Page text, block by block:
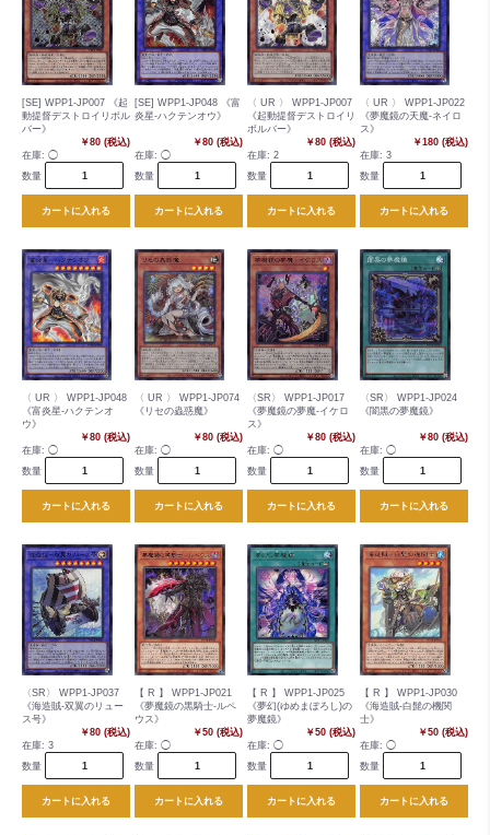
[SE] WPP1-JP007 《起
動提督デストロイリボル
バー》
￥80 (税込)
在庫: ◯
数量
カートに入れる
[SE] WPP1-JP048 《富
炎星-ハクテンオウ》
￥80 (税込)
在庫: ◯
数量
カートに入れる
〈 UR 〉 WPP1-JP007
《起動提督デストロイリ
ボルバー》
￥80 (税込)
在庫: 2
数量
カートに入れる
〈 UR 〉 WPP1-JP022
《夢魔鏡の天魔-ネイロ
ス》
￥180 (税込)
在庫: 3
数量
カートに入れる
〈 UR 〉 WPP1-JP048
《富炎星-ハクテンオ
ウ》
￥80 (税込)
在庫: ◯
数量
カートに入れる
〈 UR 〉 WPP1-JP074
《リセの蟲惑魔》
￥80 (税込)
在庫: ◯
数量
カートに入れる
〈SR〉 WPP1-JP017
《夢魔鏡の夢魔-イケロ
ス》
￥80 (税込)
在庫: ◯
数量
カートに入れる
〈SR〉 WPP1-JP024
《闇黒の夢魔鏡》
￥80 (税込)
在庫: ◯
数量
カートに入れる
〈SR〉 WPP1-JP037
《海造賊-双翼のリュー
ス号》
￥80 (税込)
在庫: 3
数量
カートに入れる
【 R 】 WPP1-JP021
《夢魔鏡の黒騎士-ルペ
ウス》
￥50 (税込)
在庫: ◯
数量
カートに入れる
【 R 】 WPP1-JP025
《夢幻(ゆめまぼろし)の
夢魔鏡》
￥50 (税込)
在庫: ◯
数量
カートに入れる
【 R 】 WPP1-JP030
《海造賊-白髭の機関
士》
￥50 (税込)
在庫: ◯
数量
カートに入れる